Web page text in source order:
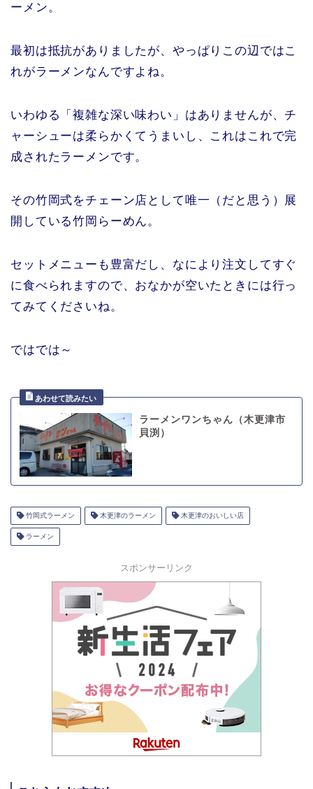
ーメン。
最初は抵抗がありましたが、やっぱりこの辺ではこ
れがラーメンなんですよね。
いわゆる「複雑な深い味わい」はありませんが、チ
ャーシューは柔らかくてうまいし、これはこれで完
成されたラーメンです。
その竹岡式をチェーン店として唯一（だと思う）展
開している竹岡らーめん。
セットメニューも豊富だし、なにより注文してすぐ
に食べられますので、おなかが空いたときには行っ
てみてくださいね。
ではでは～
ラーメンワンちゃん（木更津市
貝渕）
竹岡式ラーメン 木更津のラーメン 木更津のおいしい店
ラーメン
スポンサーリンク